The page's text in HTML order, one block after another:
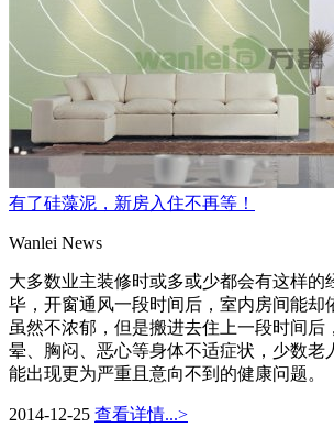
有了硅藻泥，新房入住不再等！
Wanlei News
大多数业主装修时或多或少都会有这样的
毕，开窗通风一段时间后，室内房间能却
虽然不浓郁，但是搬进去住上一段时间后
晕、胸闷、恶心等身体不适症状，少数老
能出现更为严重且意向不到的健康问题。
2014-12-25 查看详情...>